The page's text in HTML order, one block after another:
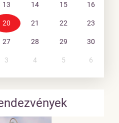
13 14 15 16
20 21 22 23
27 28 29 30
3 4 5 6